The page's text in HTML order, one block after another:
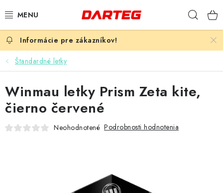
na
ŠÍPKY
DOPLNKY K TERČU
Štandardné letky
Winmau letky Prism Zeta kite,
čierno červené
Neohodnotené Podrobnosti hodnotenia